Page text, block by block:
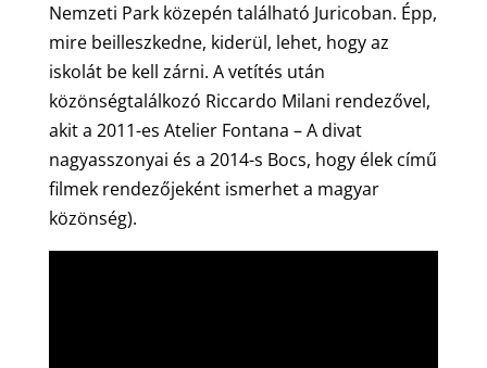
Nemzeti Park közepén található Juricoban. Épp,
mire beilleszkedne, kiderül, lehet, hogy az
iskolát be kell zárni. A vetítés után
közönségtalálkozó Riccardo Milani rendezővel,
akit a 2011-es Atelier Fontana – A divat
nagyasszonyai és a 2014-s Bocs, hogy élek című
filmek rendezőjeként ismerhet a magyar
közönség).